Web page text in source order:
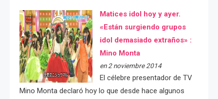
Matices idol hoy y ayer.
«Están surgiendo grupos
idol demasiado extraños» :
Mino Monta
en 2 noviembre 2014
El célebre presentador de TV
Mino Monta declaró hoy lo que desde hace algunos